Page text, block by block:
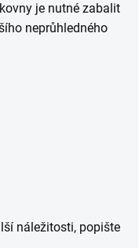
je nutné zabalit
neprůhledného
náležitosti, popište